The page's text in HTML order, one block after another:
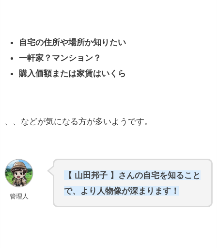
自宅の住所や場所か知りたい
一軒家？マンション？
購入価額または家賃はいくら
、、などが気になる方が多いようです。
管理人
【 山田邦子 】さんの自宅を知ること
で、より人物像が深まります！